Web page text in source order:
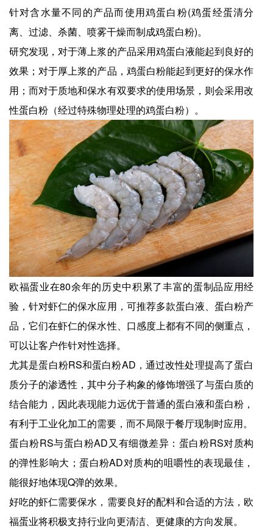
针对含水量不同的产品而使用鸡蛋白粉(鸡蛋经蛋清分
离、过滤、杀菌、喷雾干燥而制成鸡蛋白粉)。
研究发现，对于薄上浆的产品采用鸡蛋白液能起到良好的
效果；对于厚上浆的产品，鸡蛋白粉能起到更好的保水作
用；而对于质地和保水有双要求的使用场景，则会采用改
性蛋白粉（经过特殊物理处理的鸡蛋白粉）。
欧福蛋业在80余年的历史中积累了丰富的蛋制品应用经
验，针对虾仁的保水应用，可推荐多款蛋白液、蛋白粉产
品，它们在虾仁的保水性、口感度上都有不同的侧重点，
可以让客户作针对性选择。
尤其是蛋白粉RS和蛋白粉AD，通过改性处理提高了蛋白
质分子的渗透性，其中分子构象的修饰增强了与蛋白质的
结合能力，因此表现能力远优于普通的蛋白液和蛋白粉，
有利于工业化加工的需要，而不局限于餐厅现制时应用。
蛋白粉RS与蛋白粉AD又有细微差异：蛋白粉RS对质构
的弹性影响大；蛋白粉AD对质构的咀嚼性的表现最佳，
能很好地体现Q弹的效果。
好吃的虾仁需要保水，需要良好的配料和合适的方法，欧
福蛋业将积极支持行业向更清洁、更健康的方向发展。